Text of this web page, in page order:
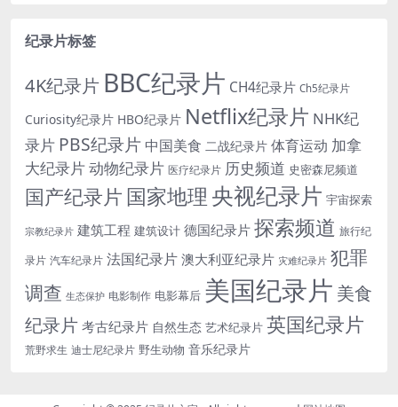
纪录片标签
4K纪录片 BBC纪录片 CH4纪录片 Ch5纪录片
Curiosity纪录片 HBO纪录片 Netflix纪录片 NHK纪
录片 PBS纪录片 中国美食 二战纪录片 体育运动 加拿
大纪录片动物纪录片 医疗纪录片 历史频道 史密森尼频道
国产纪录片 国家地理 央视纪录片 宇宙探索
宗教纪录片 建筑工程 建筑设计 德国纪录片 探索频道 旅行纪
录片 汽车纪录片 法国纪录片 澳大利亚纪录片 灾难纪录片 犯罪
调查 生态保护 电影制作 电影幕后 美国纪录片 美食
纪录片考古纪录片 自然生态 艺术纪录片 英国纪录片
荒野求生 迪士尼纪录片 野生动物 音乐纪录片